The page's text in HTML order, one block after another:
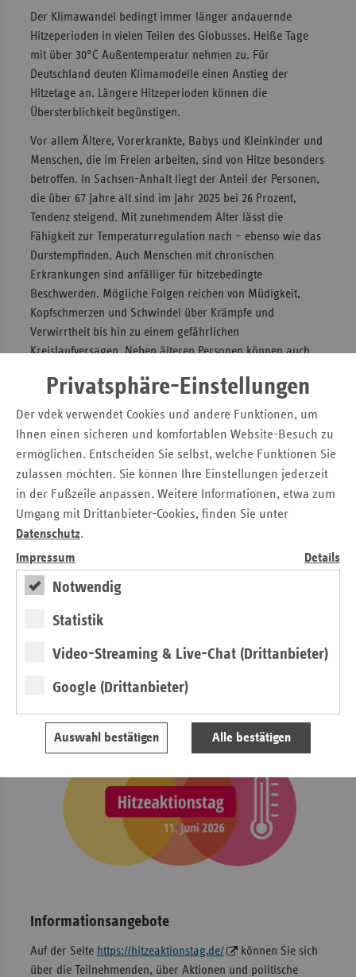
Privatsphäre-Einstellungen
Der vdek verwendet Cookies und andere Funktionen, um
Ihnen einen sicheren und komfortablen Website-Besuch zu
ermöglichen. Entscheiden Sie selbst, welche Funktionen Sie
zulassen möchten. Sie können Ihre Einstellungen jederzeit
in der Fußzeile anpassen. Weitere Informationen, etwa zum
Umgang mit Drittanbieter-Cookies, finden Sie unter
Datenschutz.
Impressum
Details
Notwendig
Statistik
Video-Streaming & Live-Chat (Drittanbieter)
Google (Drittanbieter)
Auswahl bestätigen Alle bestätigen
Der Klimawandel bedingt immer länger andauernde
Hitzeperioden in vielen Teilen des Globusses. Heiße Tage
mit über 30°C Außentemperatur nehmen zu. Für
Deutschland deuten Klimamodelle einen Anstieg der
Hitzetage an. Längere Hitzeperioden können die
Übersterblichkeit begünstigen.
Vor allem Ältere, Vorerkrankte, Babys und Kleinkinder und
Menschen, die im Freien arbeiten, sind von Hitze besonders
betroffen. In Sachsen-Anhalt liegt der Anteil der Personen,
die über 67 Jahre alt sind im Jahr 2025 bei 26 Prozent,
Tendenz steigend. Mit zunehmendem Alter lässt die
Fähigkeit zur Temperaturregulation nach – ebenso wie das
Durstempfinden. Auch Menschen mit chronischen
Erkrankungen sind anfälliger für hitzebedingte
Beschwerden. Mögliche Folgen reichen von Müdigkeit,
Kopfschmerzen und Schwindel über Krämpfe und
Verwirrtheit bis hin zu einem gefährlichen
Kreislaufversagen. Neben älteren Personen können auch
leiden, da sie Erkrankungen wie Angststörungen und
Depressionen verstärken können.
Hitzeaktionstag 2026
Am11. Juni 2026findet der bundesweiteHitzeaktionstag
2026unter dem Motto„Gemeinsam vorsorgen gegen
Extremhitze“statt. Bundesweit machen zahlreiche
Aktionen, Veranstaltungen und Gespräche über die uns
drohenden Hitzeperioden aufmerksam. Auch der vdek
beteiligt sich. Wie können sich Kommunen, Unternehmen
und Einzelpersonen besser gegen Extremhitze wappnen?
Wie schützen wir die besonders vulnerablen Gruppen?
extremer Hitze auf gesamtgesellschaftlicher Ebene hin,
zeigt Schutzmaßnahmen auf und kann damit die Resilienz
in der Gesamtbevölkerung stärken.
Informationsangebote
Auf der Seite https://hitzeaktionstag.de/
können Sie sich
über die Teilnehmenden, über Aktionen und politische